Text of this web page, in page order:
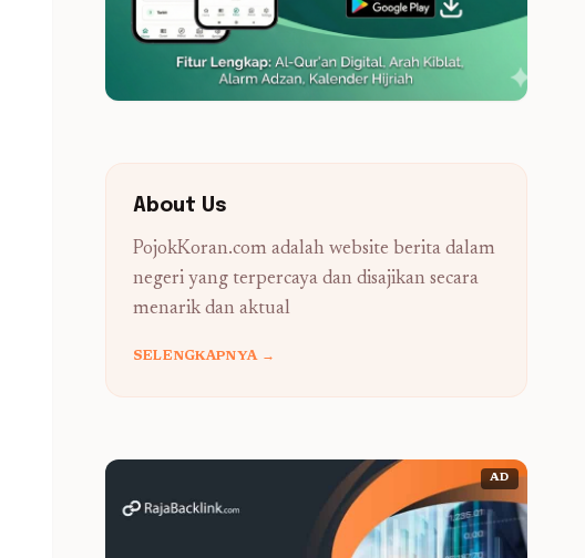
About Us
PojokKoran.com adalah website berita dalam
negeri yang terpercaya dan disajikan secara
menarik dan aktual
SELENGKAPNYA →
AD